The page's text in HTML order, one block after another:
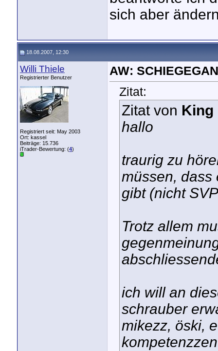
sich aber
18.08.2007, 12:30
Willi Thiele
Registrierter Benutzer
Registriert seit: May 2003
Ort: kassel
Beiträge: 15.736
iTrader-Bewertung: (4)
AW:
Zitat:
Zitat von King
hallo
traurig zu
müssen, dass
gibt (nicht
Trotz allem
ich will an
schrauber
mikezz, öski,